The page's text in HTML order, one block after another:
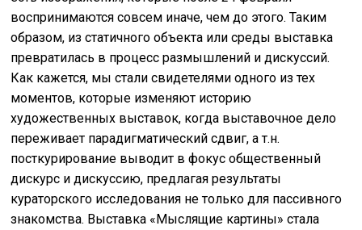
воспринимаются совсем иначе, чем до этого. Таким
образом, из статичного объекта или среды выставка
превратилась в процесс размышлений и дискуссий.
Как кажется, мы стали свидетелями одного из тех
моментов, которые изменяют историю
художественных выставок, когда выставочное дело
переживает парадигматический сдвиг, а т.н.
посткурирование выводит в фокус общественный
дискурс и дискуссию, предлагая результаты
кураторского исследования не только для пассивного
знакомства. Выставка «Мыслящие картины» стала